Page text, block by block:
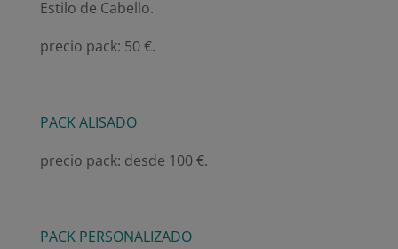
Estilo de Cabello.
precio pack: 50 €.
PACK ALISADO
precio pack: desde 100 €.
PACK PERSONALIZADO